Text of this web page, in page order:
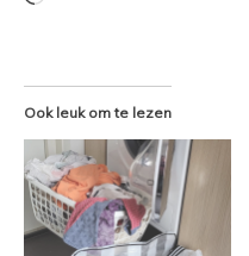
Ook leuk om te lezen